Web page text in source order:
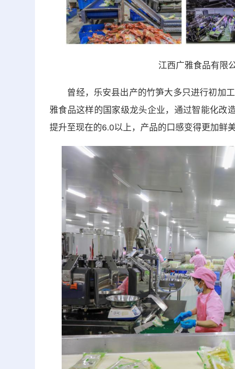
江西广雅食品有限
曾经，乐安县出产的竹笋大多只进行初加工
雅食品这样的国家级龙头企业，通过智能化改
提升至现在的6.0以上，产品的口感变得更加鲜